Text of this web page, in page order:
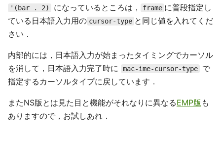
'(bar . 2) になっているところは， frame に普段指定し
ている日本語入力用の cursor-type と同じ値を入れてくだ
さい．
内部的には，日本語入力が始まったタイミングでカーソル
を消して，日本語入力完了時に
mac-ime-cursor-type
で
指定するカーソルタイプに戻しています．
またNS版とは見た目と機能がそれなりに異なるEMP版 も
ありますので，お試しあれ．